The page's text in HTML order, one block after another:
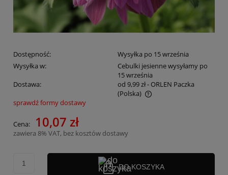
Dostępność:
Wysyłka po 15 września
Wysyłka w:
Cebulki jesienne wysyłamy po
15 września
Dostawa:
od 9,99 zł- ORLEN Paczka
(Polska)
Cena nie zawiera ewentualnych kosztów płatności
sprawdź formy dostawy
Cena: 10,07 zł
zawiera 8% VAT, bez kosztów dostawy
DO KOSZYKA